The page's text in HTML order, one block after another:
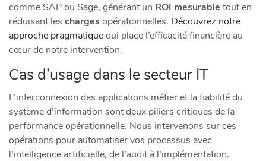
comme SAP ou Sage, générant un ROI mesurable tout en
réduisant les chargesopérationnelles. Découvrez notre
approche pragmatiquequi place l’efficacité financière au
cœur de notre intervention.
Cas d’usage dans le secteur IT
L’interconnexion des applications métier et la fiabilité du
système d’information sont deux piliers critiques de la
performance opérationnelle. Nous intervenons sur ces
opérations pour automatiser vos processus avec
l’intelligence artificielle, de l’audit à l’implémentation.